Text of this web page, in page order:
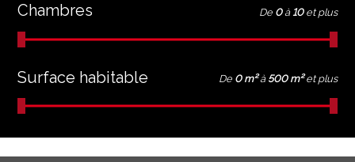
Chambres De 0 à 10 et plus
Surface habitable De 0 m² à 500 m² et plus